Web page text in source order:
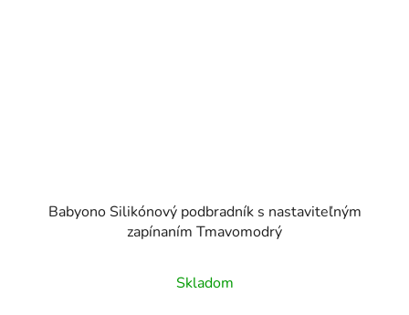
Babyono Silikónový podbradník s nastaviteľným
zapínaním Tmavomodrý
Skladom